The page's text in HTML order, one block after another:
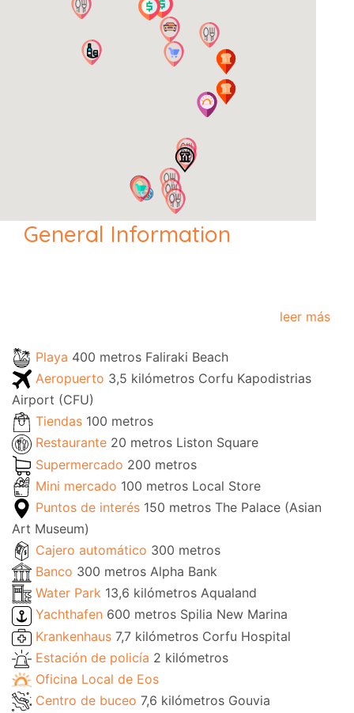
General Information
leer más
Playa 400 metros Faliraki Beach
Aeropuerto 3,5 kilómetros Corfu Kapodistrias
Airport (CFU)
Tiendas 100 metros
Restaurante 20 metros Liston Square
Supermercado 200 metros
Mini mercado 100 metros Local Store
Puntos de interés 150 metros The Palace (Asian
Art Museum)
Cajero automático 300 metros
Banco 300 metros Alpha Bank
Water Park 13,6 kilómetros Aqualand
Yachthafen 600 metros Spilia New Marina
Krankenhaus 7,7 kilómetros Corfu Hospital
Estación de policía 2 kilómetros
Oficina Local de Eos
Centro de buceo 7,6 kilómetros Gouvia